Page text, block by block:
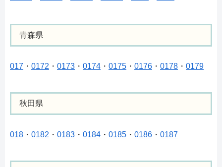
青森県
017 ・ 0172 ・ 0173 ・ 0174 ・ 0175 ・ 0176 ・ 0178 ・ 0179
秋田県
018 ・ 0182 ・ 0183 ・ 0184 ・ 0185 ・ 0186 ・ 0187